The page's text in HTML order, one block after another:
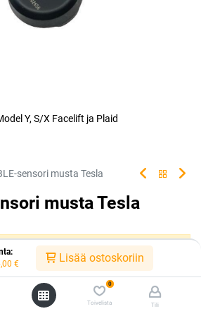
€ Lisää ostoskoriin
0
Toivelista Tili
Y, S/X Facelift ja Plaid
sensori musta Tesla
musta Tesla
yhdistelmää.